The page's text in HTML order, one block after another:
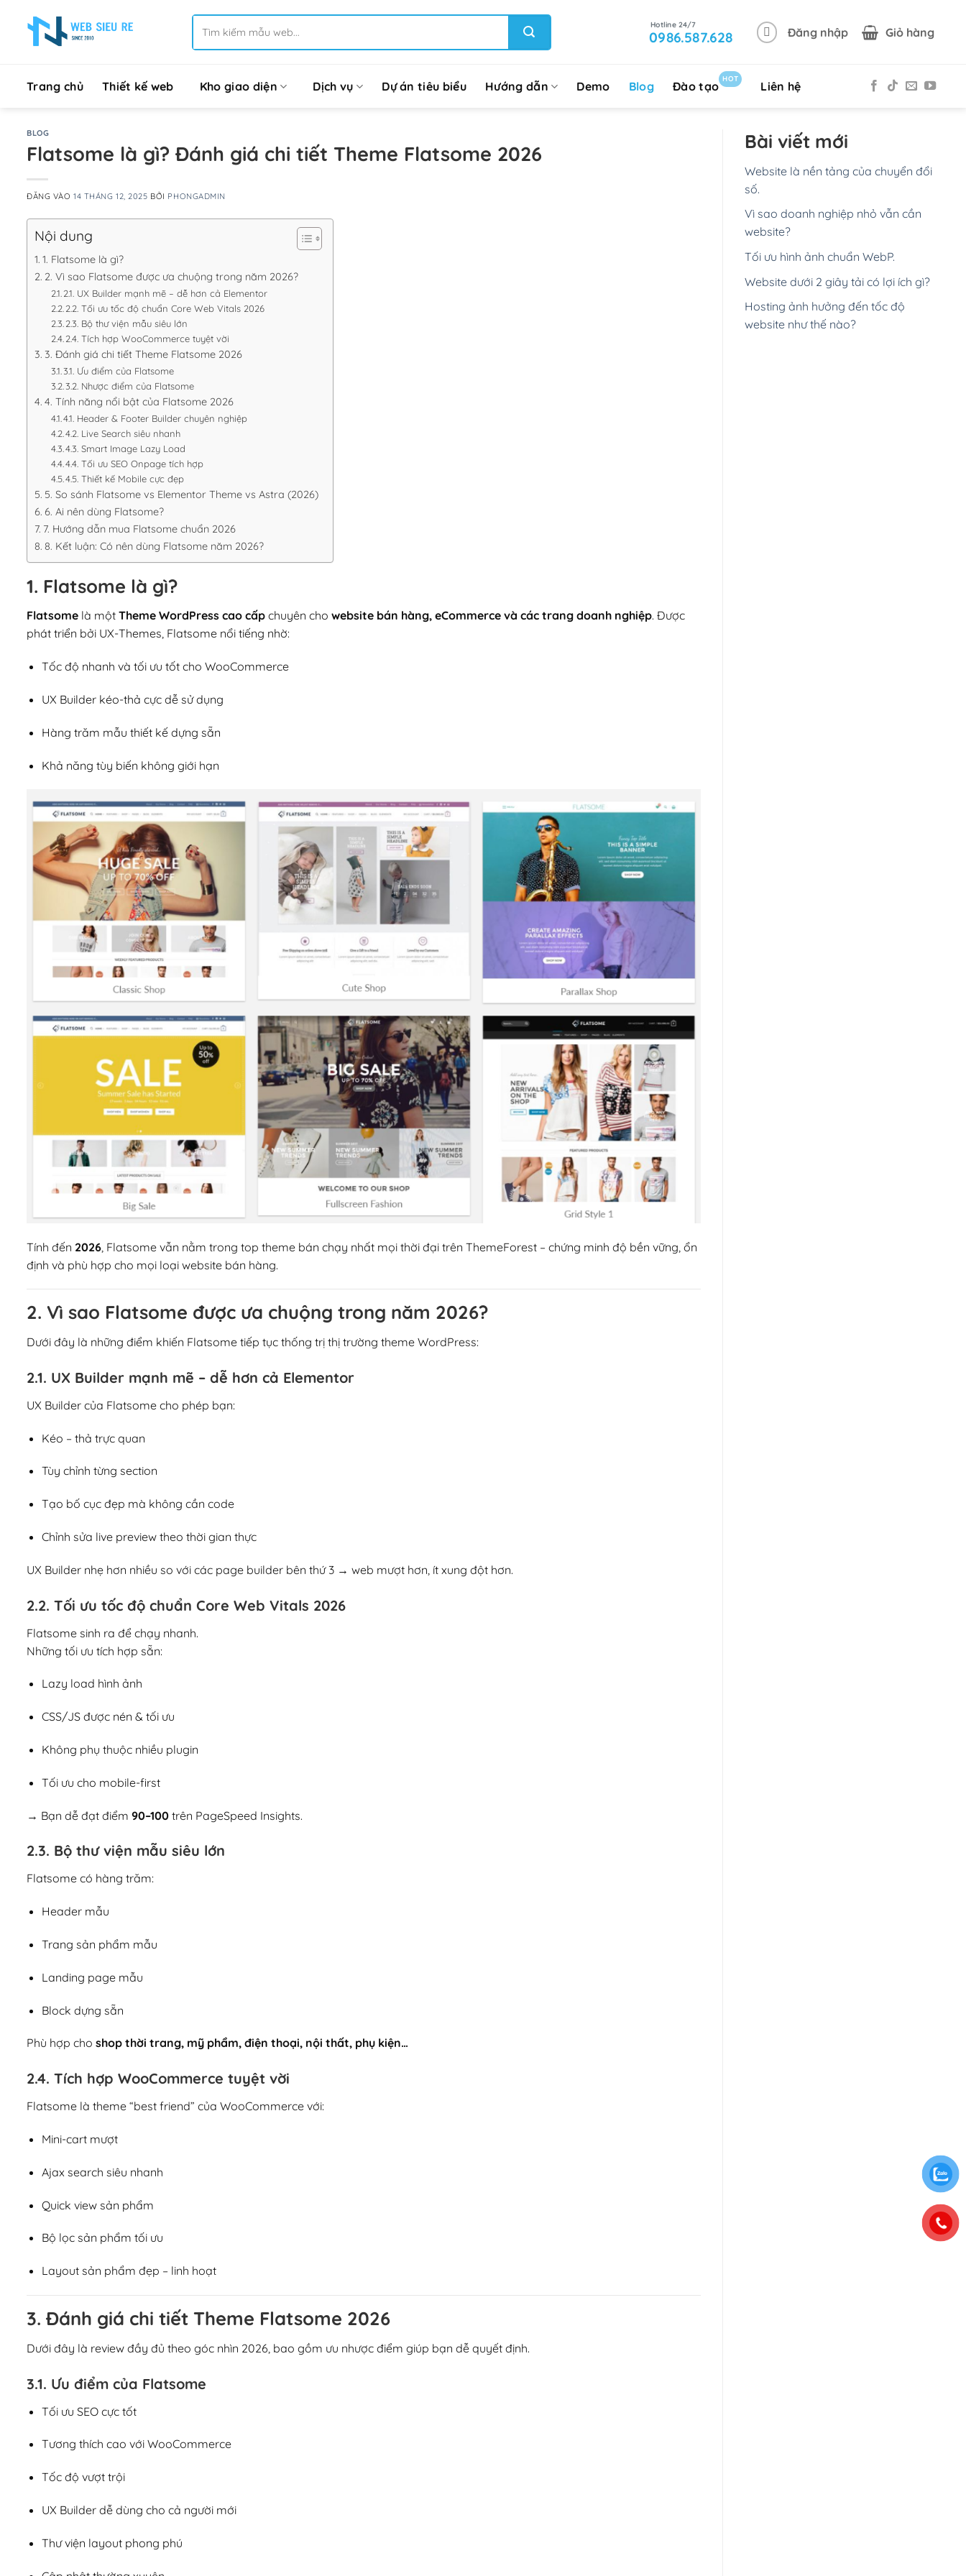
kiếm:
0986.587.628 Đăng nhập Giỏ hàng
Trang chủ Thiết kế web Kho giao diện Dịch vụ Dự án tiêu biểu Hướng dẫn Demo Blog Đào tạo
HOT
Liên hệ
BLOG
Flatsome là gì? Đánh giá chi tiết Theme Flatsome 2026
ĐĂNG VÀO14 THÁNG 12, 2025 BỞI PHONGADMIN
Nội dung
1. Flatsome là gì?
2. Vì sao Flatsome được ưa chuộng trong năm 2026?
2.1. UX Builder mạnh mẽ – dễ hơn cả Elementor
2.2. Tối ưu tốc độ chuẩn Core Web Vitals 2026
2.3. Bộ thư viện mẫu siêu lớn
2.4. Tích hợp WooCommerce tuyệt vời
3. Đánh giá chi tiết Theme Flatsome 2026
3.1. Ưu điểm của Flatsome
3.2. Nhược điểm của Flatsome
4. Tính năng nổi bật của Flatsome 2026
4.1. Header & Footer Builder chuyên nghiệp
4.2. Live Search siêu nhanh
4.3. Smart Image Lazy Load
4.4. Tối ưu SEO Onpage tích hợp
4.5. Thiết kế Mobile cực đẹp
5. So sánh Flatsome vs Elementor Theme vs Astra (2026)
6. Ai nên dùng Flatsome?
7. Hướng dẫn mua Flatsome chuẩn 2026
8. Kết luận: Có nên dùng Flatsome năm 2026?
1. Flatsome là gì?
Flatsome là một Theme WordPress cao cấp chuyên cho website bán hàng, eCommerce và các trang doanh nghiệp. Được
phát triển bởi UX-Themes, Flatsome nổi tiếng nhờ:
Tốc độ nhanh và tối ưu tốt cho WooCommerce
UX Builder kéo-thả cực dễ sử dụng
Hàng trăm mẫu thiết kế dựng sẵn
Khả năng tùy biến không giới hạn
Tính đến 2026 , Flatsome vẫn nằm trong top theme bán chạy nhất mọi thời đại trên ThemeForest – chứng minh độ bền vững, ổn
định và phù hợp cho mọi loại website bán hàng.
2. Vì sao Flatsome được ưa chuộng trong năm 2026?
Dưới đây là những điểm khiến Flatsome tiếp tục thống trị thị trường theme WordPress:
2.1. UX Builder mạnh mẽ – dễ hơn cả Elementor
UX Builder của Flatsome cho phép bạn:
Kéo – thả trực quan
Tùy chỉnh từng section
Tạo bố cục đẹp mà không cần code
Chỉnh sửa live preview theo thời gian thực
UX Builder nhẹ hơn nhiều so với các page builder bên thứ 3 → web mượt hơn, ít xung đột hơn.
2.2. Tối ưu tốc độ chuẩn Core Web Vitals 2026
Flatsome sinh ra để chạy nhanh.
Những tối ưu tích hợp sẵn:
Lazy load hình ảnh
CSS/JS được nén & tối ưu
Không phụ thuộc nhiều plugin
Tối ưu cho mobile-first
→ Bạn dễ đạt điểm 90–100 trên PageSpeed Insights.
2.3. Bộ thư viện mẫu siêu lớn
Flatsome có hàng trăm:
Header mẫu
Trang sản phẩm mẫu
Landing page mẫu
Block dựng sẵn
Phù hợp cho shop thời trang, mỹ phẩm, điện thoại, nội thất, phụ kiện…
2.4. Tích hợp WooCommerce tuyệt vời
Flatsome là theme “best friend” của WooCommerce với:
Mini-cart mượt
Ajax search siêu nhanh
Quick view sản phẩm
Bộ lọc sản phẩm tối ưu
Layout sản phẩm đẹp – linh hoạt
3. Đánh giá chi tiết Theme Flatsome 2026
Dưới đây là review đầy đủ theo góc nhìn 2026, bao gồm ưu nhược điểm giúp bạn dễ quyết định.
3.1. Ưu điểm của Flatsome
Tối ưu SEO cực tốt
Tương thích cao với WooCommerce
Tốc độ vượt trội
UX Builder dễ dùng cho cả người mới
Thư viện layout phong phú
Bài viết mới
Website là nền tảng của chuyển đổi
số.
Vì sao doanh nghiệp nhỏ vẫn cần
website?
Tối ưu hình ảnh chuẩn WebP.
Website dưới 2 giây tải có lợi ích gì?
Hosting ảnh hưởng đến tốc độ
website như thế nào?